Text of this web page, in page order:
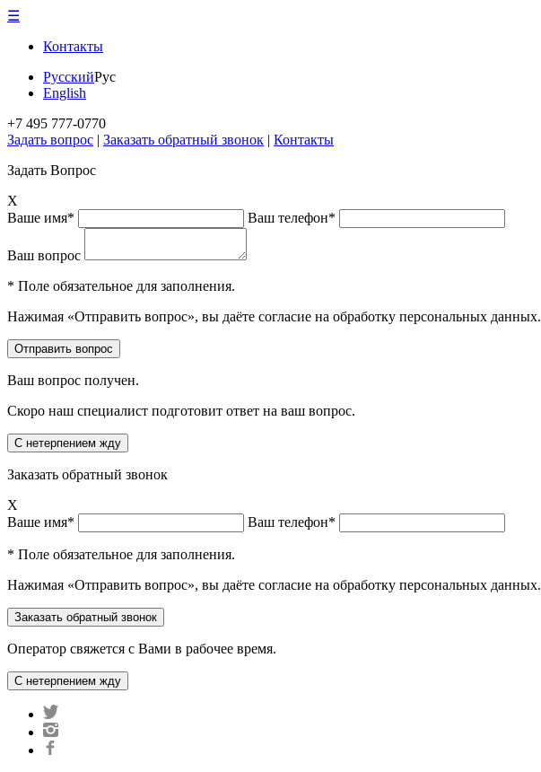
☰
Контакты
РусскийРус
English
+7 495 777-0770
Задать вопрос | Заказать обратный звонок | Контакты
Задать Вопрос
X
Ваше имя*
Ваш телефон*
Ваш вопрос
* Поле обязательное для заполнения.
Нажимая «Отправить вопрос», вы даёте согласие на обработку персональных данных.
Ваш вопрос получен.
Скоро наш специалист подготовит ответ на ваш вопрос.
Заказать обратный звонок
X
Ваше имя*
Ваш телефон*
* Поле обязательное для заполнения.
Нажимая «Отправить вопрос», вы даёте согласие на обработку персональных данных.
Оператор свяжется с Вами в рабочее время.